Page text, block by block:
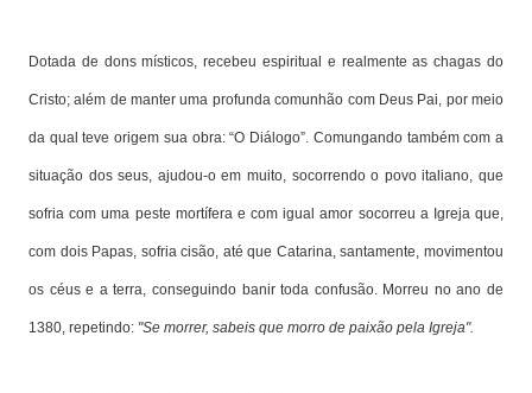
Dotada de dons místicos, recebeu espiritual e realmente as chagas do
Cristo; além de manter uma profunda comunhão com Deus Pai, por meio
da qual teve origem sua obra: “O Diálogo”. Comungando também com a
situação dos seus, ajudou-o em muito, socorrendo o povo italiano, que
sofria com uma peste mortífera e com igual amor socorreu a Igreja que,
com dois Papas, sofria cisão, até que Catarina, santamente, movimentou
os céus e a terra, conseguindo banir toda confusão. Morreu no ano de
1380, repetindo: "Se morrer, sabeis que morro de paixão pela Igreja".